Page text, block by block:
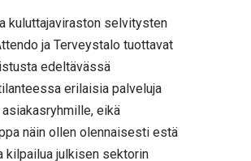
kuluttajaviraston selvitysten
ja Terveystalo tuottavat
edeltävässä
erilaisia palveluja
eikä
näin ollen olennaisesti estä
kilpailua julkisen sektorin